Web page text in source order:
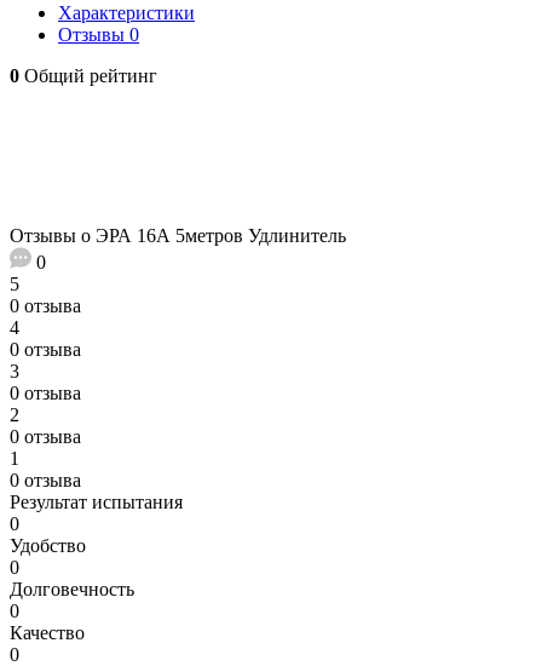
Характеристики
Отзывы 0
0 Общий рейтинг
Отзывы о ЭРА 16А 5метров Удлинитель
0
5
0 отзыва
4
0 отзыва
3
0 отзыва
2
0 отзыва
1
0 отзыва
Результат испытания
0
Удобство
0
Долговечность
0
Качество
0